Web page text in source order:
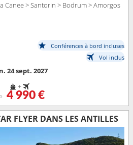
Canee > Santorin > Bodrum > Amorgos
Conférences à bord incluses
Vol inclus
24 sept. 2027
+
4 990 €
FLYER DANS LES ANTILLES